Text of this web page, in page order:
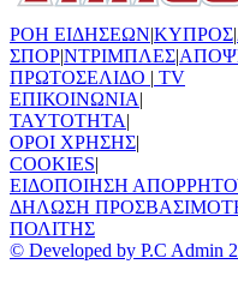
ΡΟΗ ΕΙΔΗΣΕΩΝ|ΚΥΠΡΟΣ|
ΣΠΟΡ|ΝΤΡΙΜΠΛΕΣ|
ΠΡΩΤΟΣΕΛΙΔΟ | TV
ΕΠΙΚΟΙΝΩΝΙΑ|
TAYTOTHTA|
ΟΡΟΙ ΧΡΗΣΗΣ|
COOKIES|
ΕΙΔΟΠΟΙΗΣΗ
ΔΗΛΩΣΗ
ΠΟΛΙΤΗΣ
© Developed by P.C Admin